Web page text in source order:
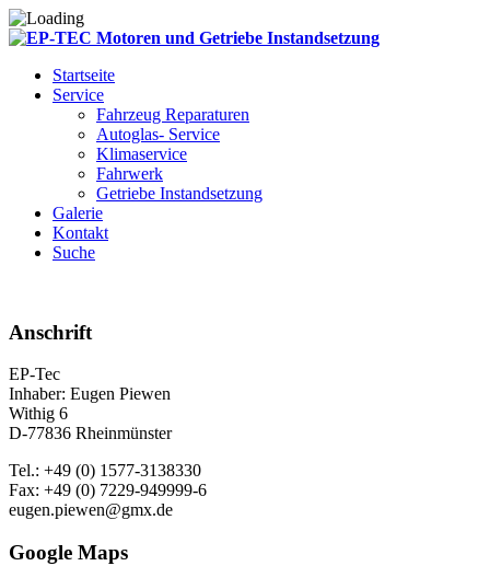
Startseite
Service
Fahrzeug Reparaturen
Autoglas- Service
Klimaservice
Fahrwerk
Getriebe Instandsetzung
Galerie
Kontakt
Suche
Anschrift
EP-Tec
Inhaber: Eugen Piewen
Withig 6
D-77836 Rheinmünster
Tel.: +49 (0) 1577-3138330
Fax: +49 (0) 7229-949999-6
eugen.piewen@gmx.de
Google Maps